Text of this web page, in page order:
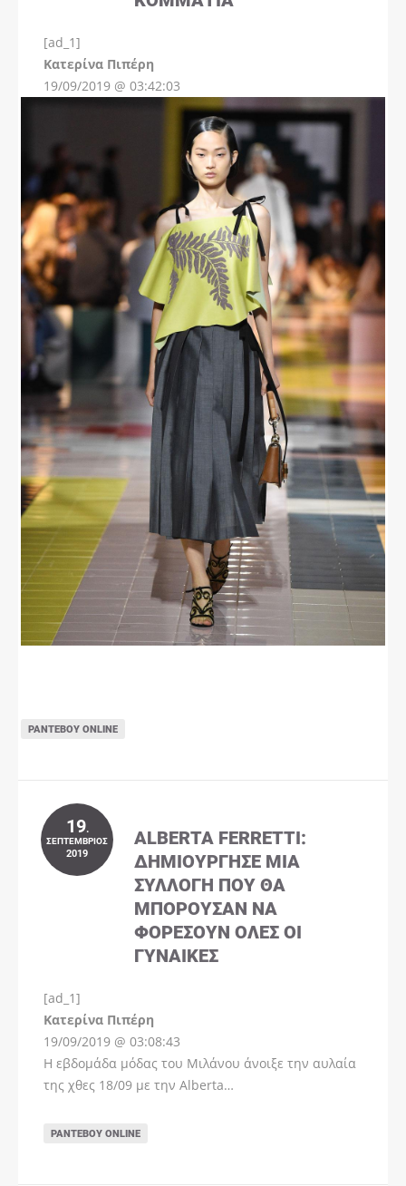
[ad_1]
Kατερίνα Πιπέρη
19/09/2019 @ 03:42:03
ΡΑΝΤΕΒΟΎ ONLINE
19.
ΣΕΠΤΈΜΒΡΙΟΣ
2019
ALBERTA FERRETTI:
ΔΗΜΙΟΎΡΓΗΣΕ ΜΊΑ
ΣΥΛΛΟΓΉ ΠΟΥ ΘΑ
ΜΠΟΡΟΎΣΑΝ ΝΑ
ΦΟΡΈΣΟΥΝ ΌΛΕΣ ΟΙ
ΓΥΝΑΊΚΕΣ
[ad_1]
Kατερίνα Πιπέρη
19/09/2019 @ 03:08:43
Η εβδομάδα μόδας του Μιλάνου άνοιξε την αυλαία
της χθες 18/09 με την Alberta…
ΡΑΝΤΕΒΟΎ ONLINE